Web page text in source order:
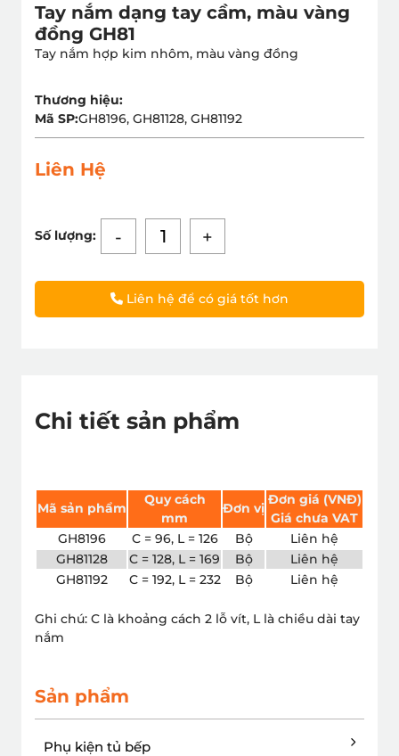
Tay nắm dạng tay cầm, màu vàng
đồng GH81
Tay nắm hợp kim nhôm, màu vàng đồng
Thương hiệu:
Mã SP:GH8196, GH81128, GH81192
Liên Hệ
Số lượng: - +
Liên hệ để có giá tốt hơn
Chi tiết sản phẩm
Mã sản phẩm
Quy cách
mm
Đơn vị
Đơn giá (VNÐ)
Giá chưa VAT
GH8196
C = 96, L = 126 Bộ
Liên hệ
GH81128
C = 128, L = 169 Bộ
Liên hệ
GH81192
C = 192, L = 232 Bộ Liên hệ
Ghi chú: C là khoảng cách 2 lỗ vít, L là chiều dài tay
nắm
Sản phẩm
Phụ kiện tủ bếp